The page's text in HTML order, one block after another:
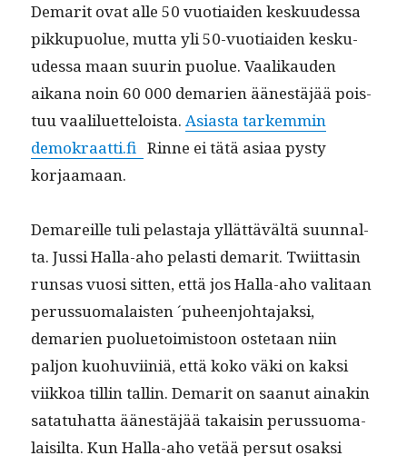
Demar­it ovat alle 50 vuo­ti­aiden kesku­udessa
pikkupuolue, mut­ta yli 50-vuo­ti­aiden kesku­
udessa maan suurin puolue. Vaa­likau­den
aikana noin 60 000 demarien äänestäjää pois­
tuu vaaliluet­teloista.Asi­as­ta tarkem­min
demokraatti.fi Rinne ei tätä asi­aa pysty
korjaamaan.
Demareille tuli pelas­ta­ja yllät­tävältä suunnal­
ta. Jus­si Hal­la-aho pelasti demar­it. Twi­it­tasin
run­sas vuosi sit­ten, että jos Hal­la-aho val­i­taan
perus­suo­ma­lais­ten ´puheen­jo­hta­jak­si,
demarien puolue­toimis­toon oste­taan niin
paljon kuo­hu­vi­iniä, että koko väki on kak­si
viikkoa till­in tallin. Demar­it on saanut ainakin
satatuhat­ta äänestäjää takaisin perus­suo­ma­
laisil­ta. Kun Hal­la-aho vetää per­sut osak­si